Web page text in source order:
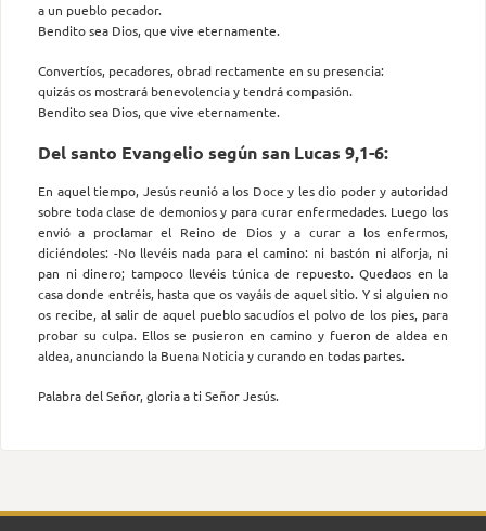
a un pueblo pecador.
Bendito sea Dios, que vive eternamente.
Convertíos, pecadores, obrad rectamente en su presencia:
quizás os mostrará benevolencia y tendrá compasión.
Bendito sea Dios, que vive eternamente.
Del santo Evangelio según san Lucas 9,1-6:
En aquel tiempo, Jesús reunió a los Doce y les dio poder y autoridad
sobre toda clase de demonios y para curar enfermedades. Luego los
envió a proclamar el Reino de Dios y a curar a los enfermos,
diciéndoles: -No llevéis nada para el camino: ni bastón ni alforja, ni
pan ni dinero; tampoco llevéis túnica de repuesto. Quedaos en la
casa donde entréis, hasta que os vayáis de aquel sitio. Y si alguien no
os recibe, al salir de aquel pueblo sacudíos el polvo de los pies, para
probar su culpa. Ellos se pusieron en camino y fueron de aldea en
aldea, anunciando la Buena Noticia y curando en todas partes.
Palabra del Señor, gloria a ti Señor Jesús.